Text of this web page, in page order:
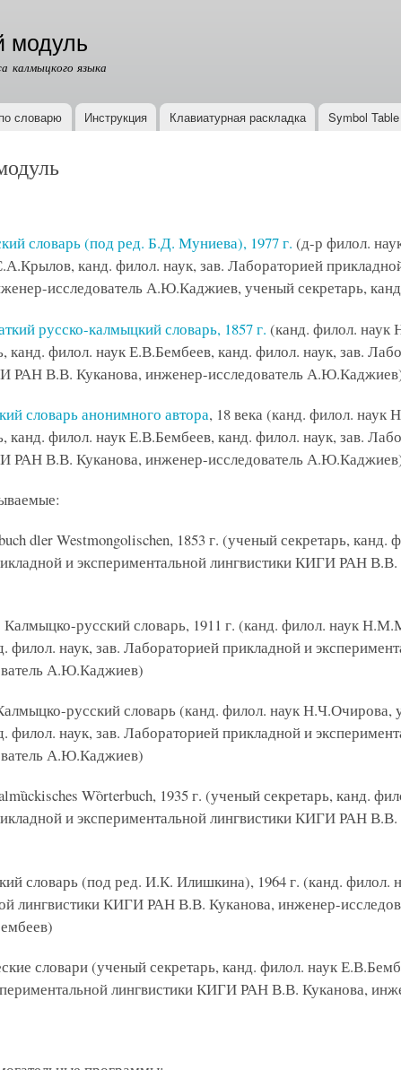
модуль
калмыцкого языка
словарю Инструкция Клавиатурная раскладка Symbol Table
словарь (под ред. Б.Д. Муниева), 1977 г. (д-р филол.
канд. филол. наук, зав. Лабораторией
исследователь А.Ю.Каджиев, ученый секретарь,
русско-калмыцкий словарь, 1857 г. (канд. филол.
канд. филол. наук Е.В.Бембеев, канд. филол. наук, зав.
РАН В.В. Куканова, инженер-исследователь
словарь анонимного автора, 18 века (канд. филол.
канд. филол. наук Е.В.Бембеев, канд. филол. наук, зав.
РАН В.В. Куканова, инженер-исследователь
dler Westmongolischen, 1853 г. (ученый секретарь,
и экспериментальной лингвистики КИГИ РАН В.В.
русский словарь, 1911 г. (канд. филол. наук
филол. наук, зав. Лабораторией прикладной и
А.Ю.Каджиев)
русский словарь (канд. филол. наук Н.Ч.Очирова,
филол. наук, зав. Лабораторией прикладной и
А.Ю.Каджиев)
Wȍrterbuch, 1935 г. (ученый секретарь, канд.
и экспериментальной лингвистики КИГИ РАН В.В.
словарь (под ред. И.К. Илишкина), 1964 г. (канд. филол.
лингвистики КИГИ РАН В.В. Куканова, инженер-
словари (ученый секретарь, канд. филол. наук
лингвистики КИГИ РАН В.В. Куканова,